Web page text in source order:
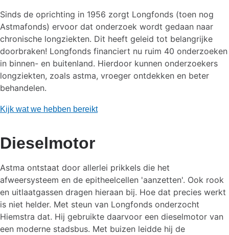
Sinds de oprichting in 1956 zorgt Longfonds (toen nog
Astmafonds) ervoor dat onderzoek wordt gedaan naar
chronische longziekten. Dit heeft geleid tot belangrijke
doorbraken! Longfonds financiert nu ruim 40 onderzoeken
in binnen- en buitenland. Hierdoor kunnen onderzoekers
longziekten, zoals astma, vroeger ontdekken en beter
behandelen.
Kijk wat we hebben bereikt
Dieselmotor
Astma ontstaat door allerlei prikkels die het
afweersysteem en de epitheelcellen 'aanzetten'. Ook rook
en uitlaatgassen dragen hieraan bij. Hoe dat precies werkt
is niet helder. Met steun van Longfonds onderzocht
Hiemstra dat. Hij gebruikte daarvoor een dieselmotor van
een moderne stadsbus. Met buizen leidde hij de